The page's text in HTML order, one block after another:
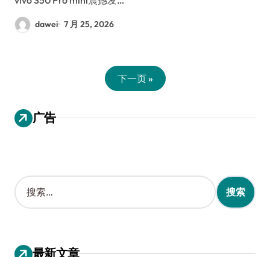
dawei 7 月 25, 2026
下一页 »
广告
搜
索
：
最新文章